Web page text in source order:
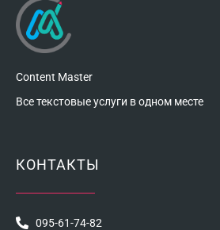
Content Master
Все текстовые услуги в одном месте
КОНТАКТЫ
095-61-74-82